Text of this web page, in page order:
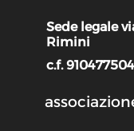
Sede legale
Rimini
c.f.